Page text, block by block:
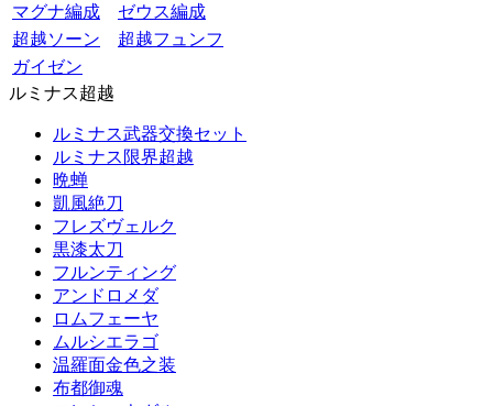
マグナ編成
ゼウス編成
超越ソーン
超越フュンフ
ガイゼン
ルミナス超越
ルミナス武器交換セット
ルミナス限界超越
晩蝉
凱風絶刀
フレズヴェルク
黒漆太刀
フルンティング
アンドロメダ
ロムフェーヤ
ムルシエラゴ
温羅面金色之装
布都御魂